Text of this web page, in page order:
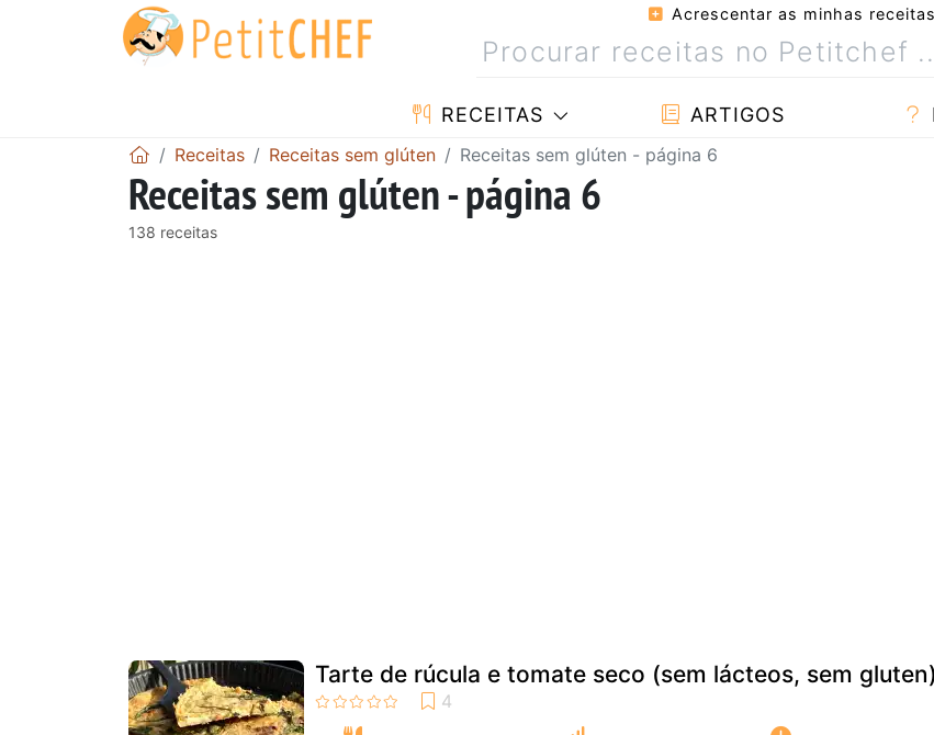
Acrescentar as minhas receitas
RECEITAS ARTIGOS
Receitas Receitas sem glúten Receitas sem glúten - página 6
Receitas sem glúten - página 6
138 receitas
Tarte de rúcula e tomate seco (sem lácteos, sem gluten)